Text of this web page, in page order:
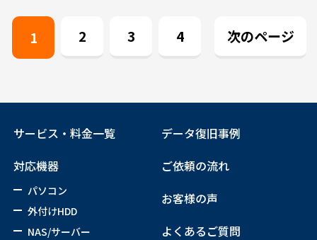
1 2 3 4 次のページ
サービス・料金一覧
対応機器
パソコン
外付けHDD
NAS/サーバー
データ復旧事例
ご依頼の流れ
お客様の声
よくあるご質問